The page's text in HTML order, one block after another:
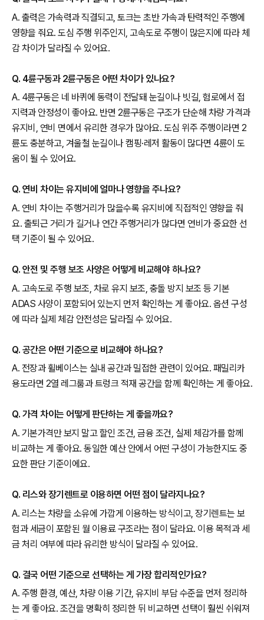
A. 출력은 가속력과 직결되고, 토크는 초반 가속과 탄력적인 주행에
영향을 줘요. 도심 주행 위주인지, 고속도로 주행이 많은지에 따라 체
감 차이가 달라질 수 있어요.
Q. 4륜구동과 2륜구동은 어떤 차이가 있나요?
A. 4륜구동은 네 바퀴에 동력이 전달돼 눈길이나 빗길, 험로에서 접
지력과 안정성이 좋아요. 반면 2륜구동은 구조가 단순해 차량 가격과
유지비, 연비 면에서 유리한 경우가 많아요. 도심 위주 주행이라면 2
륜도 충분하고, 겨울철 눈길이나 캠핑·레저 활동이 많다면 4륜이 도
움이 될 수 있어요.
Q. 연비 차이는 유지비에 얼마나 영향을 주나요?
A. 연비 차이는 주행거리가 많을수록 유지비에 직접적인 영향을 줘
요. 출퇴근 거리가 길거나 연간 주행거리가 많다면 연비가 중요한 선
택 기준이 될 수 있어요.
Q. 안전 및 주행 보조 사양은 어떻게 비교해야 하나요?
A. 고속도로 주행 보조, 차로 유지 보조, 충돌 방지 보조 등 기본
ADAS 사양이 포함되어 있는지 먼저 확인하는 게 좋아요. 옵션 구성
에 따라 실제 체감 안전성은 달라질 수 있어요.
Q. 공간은 어떤 기준으로 비교해야 하나요?
A. 전장과 휠베이스는 실내 공간과 밀접한 관련이 있어요. 패밀리카
용도라면 2열 레그룸과 트렁크 적재 공간을 함께 확인하는 게 좋아요.
Q. 가격 차이는 어떻게 판단하는 게 좋을까요?
A. 기본가격만 보지 말고 할인 조건, 금융 조건, 실제 체감가를 함께
비교하는 게 좋아요. 동일한 예산 안에서 어떤 구성이 가능한지도 중
요한 판단 기준이에요.
Q. 리스와 장기렌트로 이용하면 어떤 점이 달라지나요?
A. 리스는 차량을 소유에 가깝게 이용하는 방식이고, 장기렌트는 보
험과 세금이 포함된 월 이용료 구조라는 점이 달라요. 이용 목적과 세
금 처리 여부에 따라 유리한 방식이 달라질 수 있어요.
Q. 결국 어떤 기준으로 선택하는 게 가장 합리적인가요?
A. 주행 환경, 예산, 차량 이용 기간, 유지비 부담 수준을 먼저 정리하
는 게 좋아요. 조건을 명확히 정리한 뒤 비교하면 선택이 훨씬 쉬워져